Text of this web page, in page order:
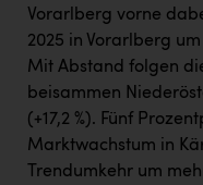
Vorarlberg vorne
2025 in Vorarlberg um
Mit Abstand folgen
beisammen
(+17,2 %). Fünf
Marktwachstum in
Trendumkehr um